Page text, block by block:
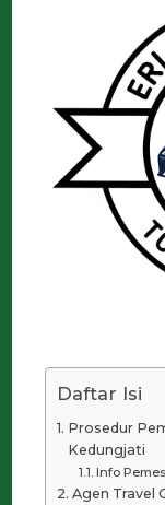
Daftar Isi
Prosedur
Kedungjati
Info
Agen Travel